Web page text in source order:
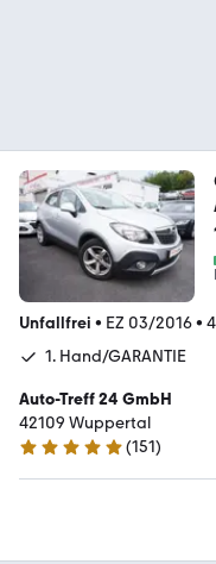
Unfallfrei • EZ 03/2016•
1. Hand/GARANTIE
Auto-Treff 24 GmbH
42109 Wuppertal
5 Sterne
(151)